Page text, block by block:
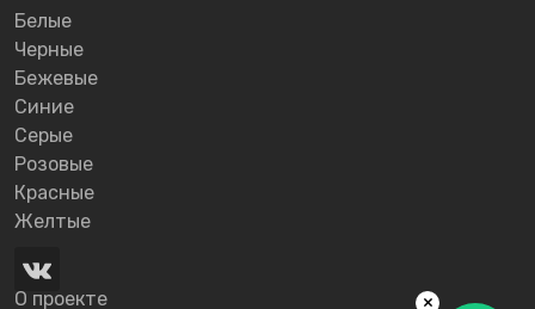
Белые
Черные
Бежевые
Синие
Серые
Розовые
Красные
Желтые
О проекте ×